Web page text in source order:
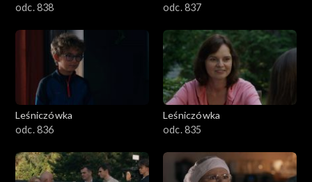
odc. 838
odc. 837
Leśniczówka
odc. 836
Leśniczówka
odc. 835